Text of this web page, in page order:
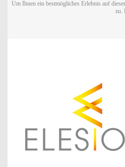
Um Ihnen ein bestmögliches Erlebnis auf
zu.